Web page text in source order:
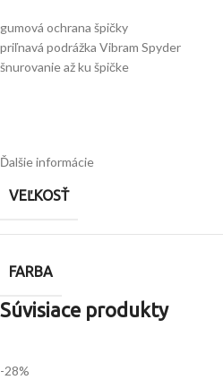
gumová ochrana špičky
priľnavá podrážka Vibram Spyder
šnurovanie až ku špičke
Ďalšie informácie
VEĽKOSŤ
FARBA
Súvisiace produkty
-28%